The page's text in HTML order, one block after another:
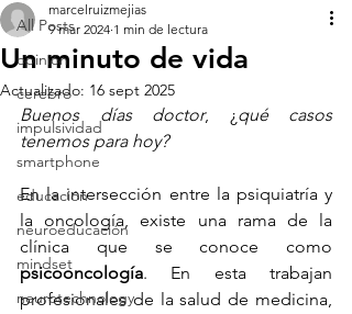
All Posts
opinión
cerebro
impulsividad
smartphone
educación
neuroeducación
mindset
neurotechnology
Un minuto de vida
marcelruizmejias
9 mar 2024 1 min de lectura
Actualizado: 16 sept 2025
Buenos días doctor, ¿qué casos
tenemos para hoy?
En la intersección entre la psiquiatría y
la oncología, existe una rama de la
psicooncología. En esta trabajan
profesionales de la salud de medicina,